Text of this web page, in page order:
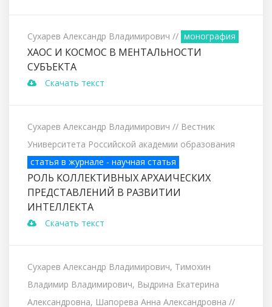
Сухарев Александр Владимирович // монография
ХАОС И КОСМОС В МЕНТАЛЬНОСТИ
СУБЪЕКТА
Скачать текст
Сухарев Александр Владимирович // Вестник
Университета Российской академии образования
статья в журнале - научная статья
РОЛЬ КОЛЛЕКТИВНЫХ АРХАИЧЕСКИХ
ПРЕДСТАВЛЕНИЙ В РАЗВИТИИ
ИНТЕЛЛЕКТА
Скачать текст
Сухарев Александр Владимирович, Тимохин
Владимир Владимирович, Выдрина Екатерина
Александровна, Шапорева Анна Александровна //